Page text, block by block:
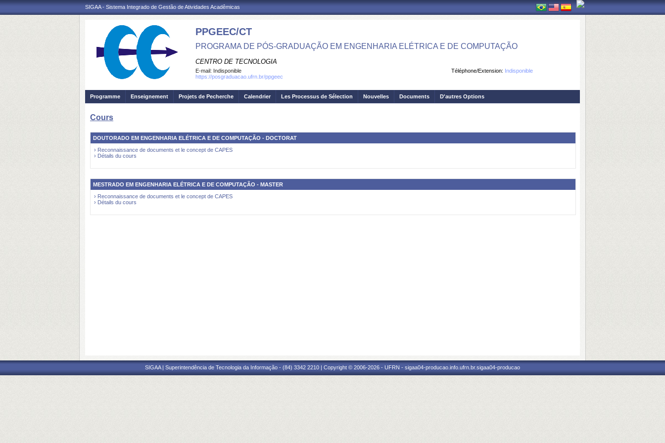
SIGAA - Sistema Integrado de Gestão de Atividades Acadêmicas
PPGEEC/CT
PROGRAMA DE PÓS-GRADUAÇÃO EM ENGENHARIA ELÉTRICA E DE COMPUTAÇÃO
CENTRO DE TECNOLOGIA
Téléphone/Extension: Indisponible
E-mail: Indisponible
https://posgraduacao.ufrn.br/ppgeec
Programme Enseignement Projets de Pecherche Calendrier Les Processus de Sélection Nouvelles Documents D'autres Options
Cours
DOUTORADO EM ENGENHARIA ELÉTRICA E DE COMPUTAÇÃO - DOCTORAT
› Reconnaissance de documents et le concept de CAPES
› Détails du cours
MESTRADO EM ENGENHARIA ELÉTRICA E DE COMPUTAÇÃO - MASTER
› Reconnaissance de documents et le concept de CAPES
› Détails du cours
SIGAA | Superintendência de Tecnologia da Informação - (84) 3342 2210 | Copyright © 2006-2026 - UFRN - sigaa04-producao.info.ufrn.br.sigaa04-producao